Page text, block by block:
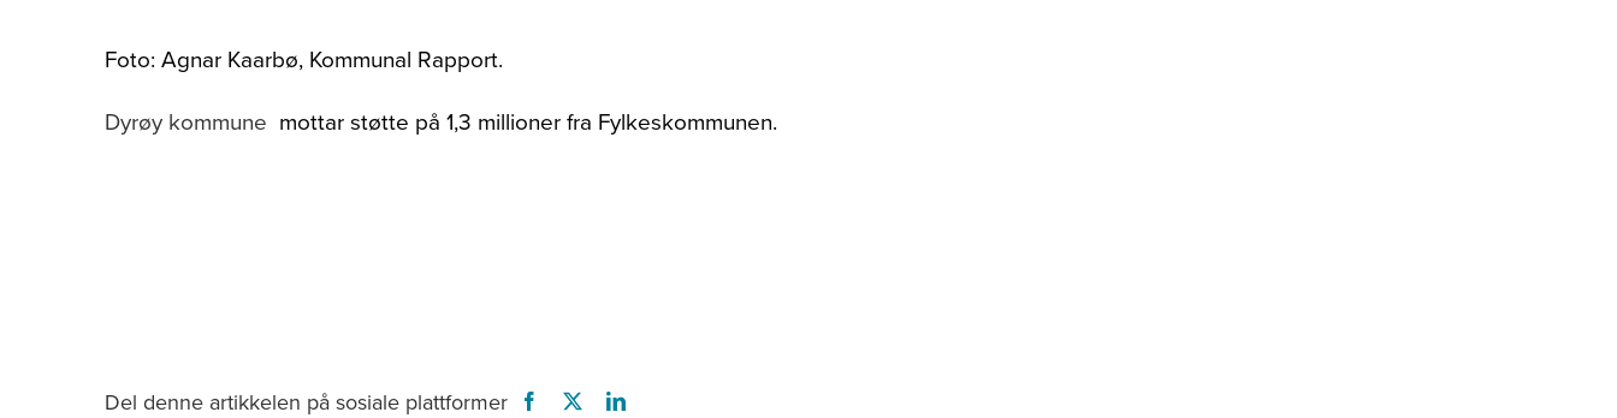
Foto: Agnar Kaarbø, Kommunal Rapport.
Dyrøy kommune mottar støtte på 1,3 millioner fra Fylkeskommunen.
Del denne artikkelen på sosiale plattformer